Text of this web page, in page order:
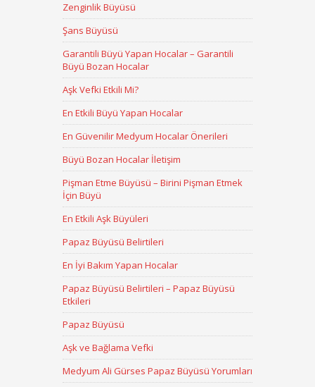
Zenginlik Büyüsü
Şans Büyüsü
Garantili Büyü Yapan Hocalar – Garantili
Büyü Bozan Hocalar
Aşk Vefki Etkili Mi?
En Etkili Büyü Yapan Hocalar
En Güvenilir Medyum Hocalar Önerileri
Büyü Bozan Hocalar İletişim
Pişman Etme Büyüsü – Birini Pişman Etmek
İçin Büyü
En Etkili Aşk Büyüleri
Papaz Büyüsü Belirtileri
En İyi Bakım Yapan Hocalar
Papaz Büyüsü Belirtileri – Papaz Büyüsü
Etkileri
Papaz Büyüsü
Aşk ve Bağlama Vefki
Medyum Ali Gürses Papaz Büyüsü Yorumları